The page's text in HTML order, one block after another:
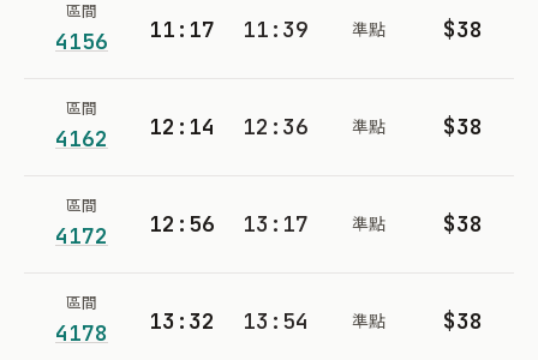
區間
4156 11:17 11:39 準點 $38
區間
4162 12:14 12:36 準點 $38
區間
4172 12:56 13:17 準點 $38
區間
4178 13:32 13:54 準點 $38